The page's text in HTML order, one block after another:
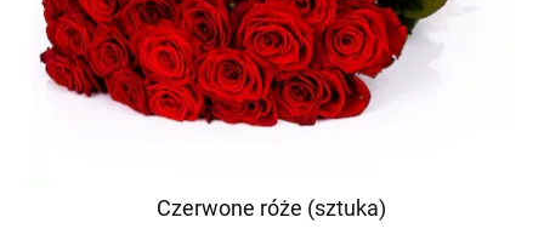
Czerwone róże (sztuka)